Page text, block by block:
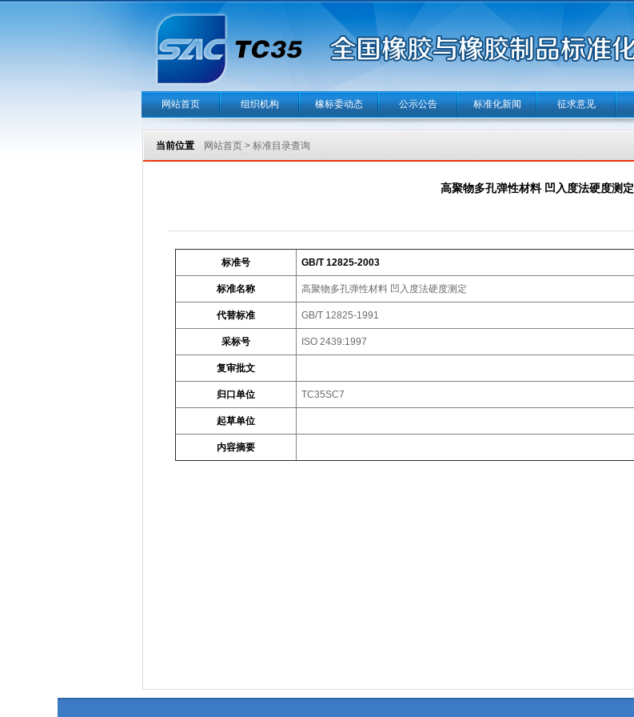
网站首页 组织机构 橡标委动态 公示公告 标准化新闻 征求意见
当前位置 网站首页> 标准目录查询
高聚物多孔弹性材料 凹入度法硬度测定
标准号 GB/T 12825-2003
标准名称 高聚物多孔弹性材料 凹入度法硬度测定
代替标准 GB/T 12825-1991
采标号 ISO 2439:1997
复审批文
归口单位 TC35SC7
起草单位
内容摘要